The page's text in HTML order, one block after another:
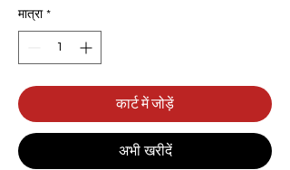
मात्रा *
कार्ट में जोड़ें
अभी खरीदें